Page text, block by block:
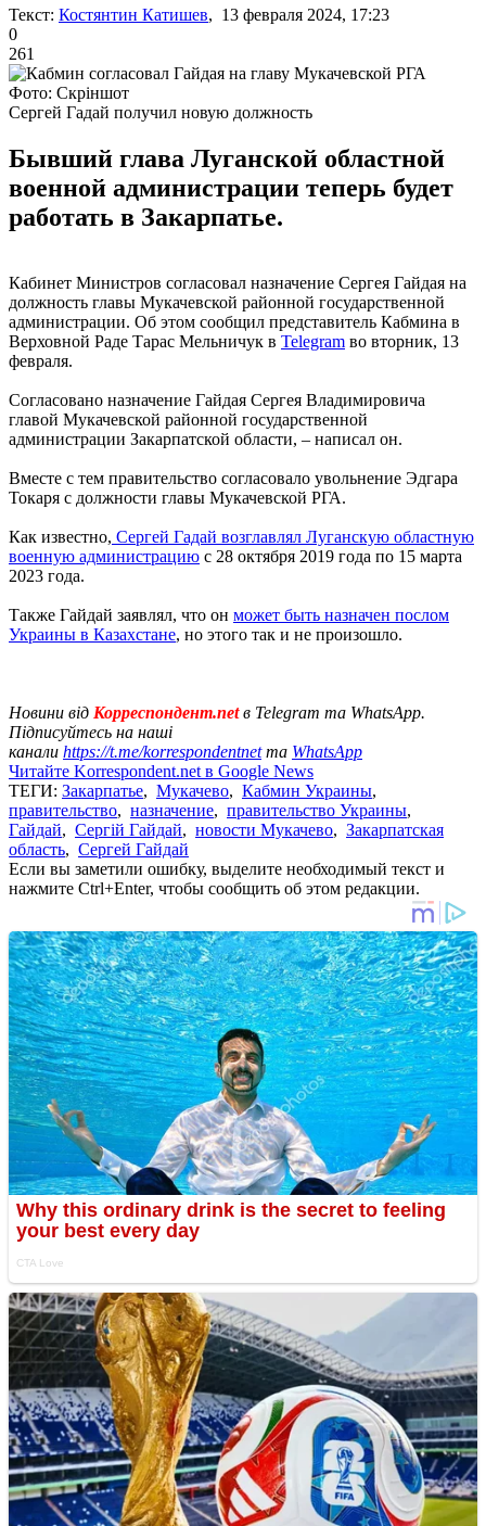
Текст: Костянтин Катишев, 13 февраля 2024, 17:23
0
261
Фото: Скріншот
Сергей Гадай получил новую должность
Бывший глава Луганской областной
военной администрации теперь будет
работать в Закарпатье.
Кабинет Министров согласовал назначение Сергея Гайдая на
должность главы Мукачевской районной государственной
администрации. Об этом сообщил представитель Кабмина в
Верховной Раде Тарас Мельничук в Telegram во вторник, 13
февраля.
Согласовано назначение Гайдая Сергея Владимировича
главой Мукачевской районной государственной
администрации Закарпатской области, – написал он.
Вместе с тем правительство согласовало увольнение Эдгара
Токаря с должности главы Мукачевской РГА.
Как известно, Сергей Гадай возглавлял Луганскую областную
военную администрацию с 28 октября 2019 года по 15 марта
2023 года.
Также Гайдай заявлял, что он может быть назначен послом
Украины в Казахстане, но этого так и не произошло.
Новини від Корреспондент.netв Telegram та WhatsApp.
Підписуйтесь на наші
канали https://t.me/korrespondentnetта WhatsApp
Читайте Korrespondent.net в Google News
ТЕГИ: Закарпатье, Мукачево, Кабмин Украины,
правительство, назначение, правительство Украины,
Гайдай, Сергій Гайдай, новости Мукачево, Закарпатская
область, Сергей Гайдай
Если вы заметили ошибку, выделите необходимый текст и
нажмите Ctrl+Enter, чтобы сообщить об этом редакции.